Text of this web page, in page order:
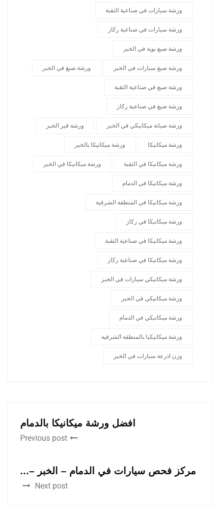
ورشة سيارات في صناعية الثقبة
ورشة سيارات في صناعية ركاز
ورشة صبغ بوية في الخبر
ورشة صبغ سيارات في الخبر ورشة صبغ في الخبر
ورشة صبغ في صناعية الثقبة
ورشة صبغ في صناعية ركاز
ورشة صيانة ميكانيكي في الخبر ورشة قير الخبر
ورشة ميكانيكا ورشة ميكانيكا بالخبر
ورشة ميكانيكا في الثقبة ورشة ميكانيكا في الخبر
ورشة ميكانيكا في الدمام
ورشة ميكانيكا في المنطقة الشرقية
ورشة ميكانيكا في ركاز
ورشة ميكانيكا في صناعية الثقبة
ورشة ميكانيكا في صناعية ركاز
ورشة ميكانيكي سيارات في الخبر
ورشة ميكانيكي في الخبر
ورشة ميكانيكي في الدمام
ورشة ميكانيكيا بالمنطقة الشرقية
وزن اذرعة سيارات في الخبر
افضل ورشة ميكانيكا بالدمام
Previous post
مركز فحص سيارات في الدمام – الخبر –...
Next post